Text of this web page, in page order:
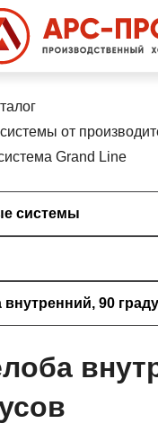
от
Grand Line
системы
внутренний, 90